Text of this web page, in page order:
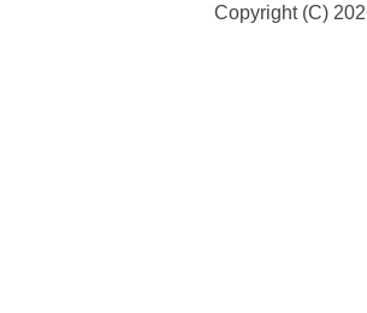
Copyright (C)